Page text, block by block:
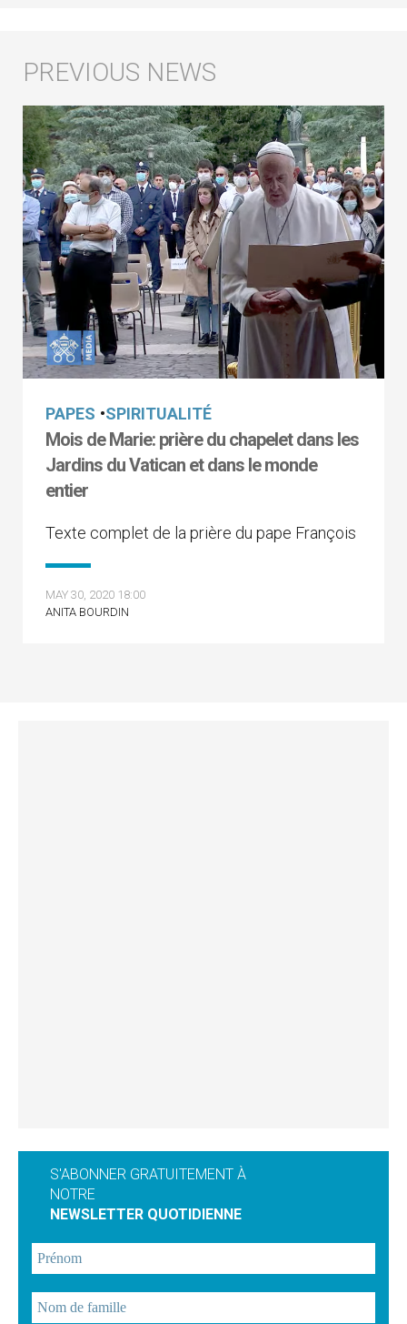
PAPES •SPIRITUALITÉ
Mois de Marie: prière du chapelet dans les
Jardins du Vatican et dans le monde
entier
Texte complet de la prière du pape François
MAY 30, 2020 18:00
ANITA BOURDIN
S'ABONNER GRATUITEMENT À
NOTRE
NEWSLETTER QUOTIDIENNE